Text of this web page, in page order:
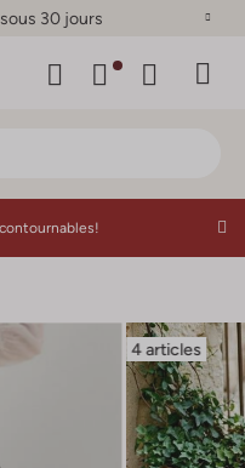
30 jours
4 articles